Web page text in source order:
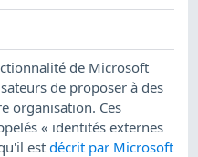
de Microsoft
de proposer à des
organisation. Ces
« identités externes
estdécrit par Microsoft